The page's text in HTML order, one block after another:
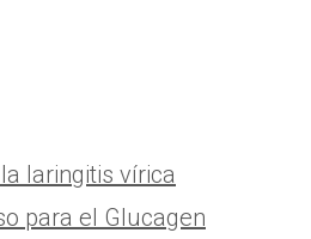
laringitis vírica
para el Glucagen